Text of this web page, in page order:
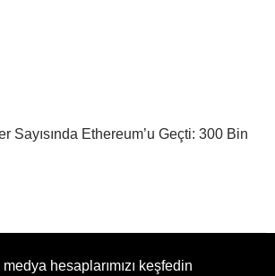
Sayısında Ethereum’u Geçti: 300 Bin
hesaplarımızı keşfedin